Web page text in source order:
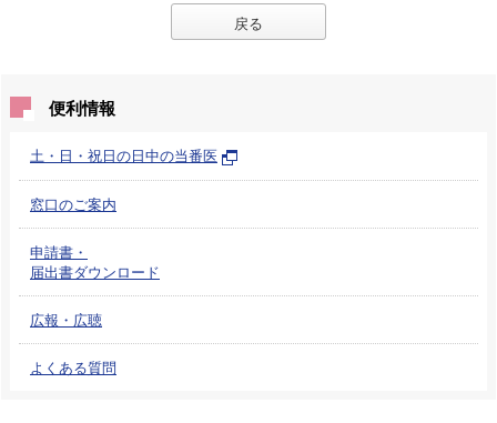
戻る
便利情報
土・日・祝日の日中の当番医
窓口のご案内
申請書・
届出書ダウンロード
広報・広聴
よくある質問